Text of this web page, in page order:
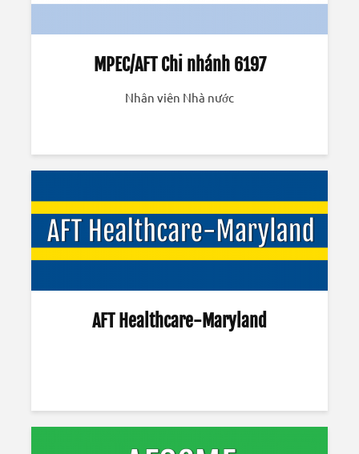
MPEC/AFT Chi nhánh 6197
Nhân viên Nhà nước
AFT Healthcare-Maryland